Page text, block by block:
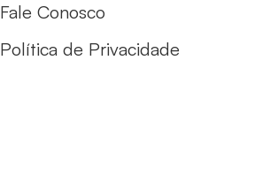
Fale Conosco
Política de Privacidade